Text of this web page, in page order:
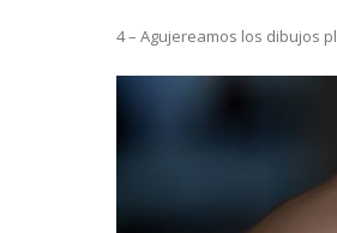
4 – Agujereamos los dibujos